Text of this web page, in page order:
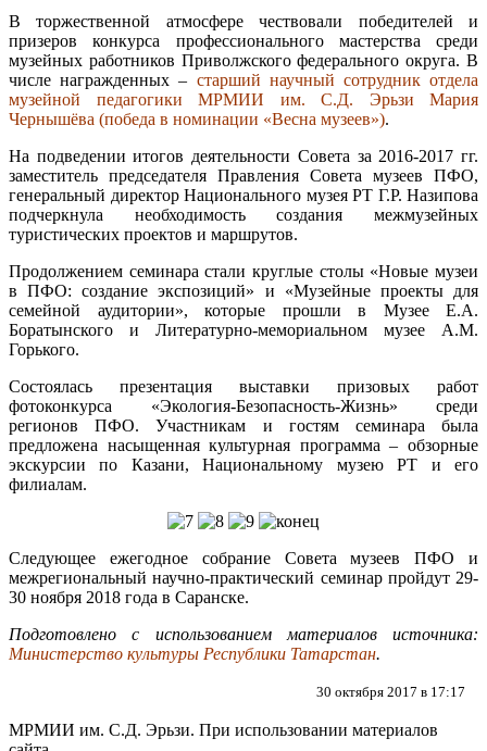
В торжественной атмосфере чествовали победителей и
призеров конкурса профессионального мастерства среди
музейных работников Приволжского федерального округа. В
числе награжденных – старший научный сотрудник отдела
музейной педагогики МРМИИ им. С.Д. Эрьзи Мария
Чернышёва (победа в номинации «Весна музеев»).
На подведении итогов деятельности Совета за 2016-2017 гг.
заместитель председателя Правления Совета музеев ПФО,
генеральный директор Национального музея РТ Г.Р. Назипова
подчеркнула необходимость создания межмузейных
туристических проектов и маршрутов.
Продолжением семинара стали круглые столы «Новые музеи
в ПФО: создание экспозиций» и «Музейные проекты для
семейной аудитории», которые прошли в Музее Е.А.
Боратынского и Литературно-мемориальном музее А.М.
Горького.
Состоялась презентация выставки призовых работ
фотоконкурса «Экология-Безопасность-Жизнь» среди
регионов ПФО. Участникам и гостям семинара была
предложена насыщенная культурная программа – обзорные
экскурсии по Казани, Национальному музею РТ и его
филиалам.
Следующее ежегодное собрание Совета музеев ПФО и
межрегиональный научно-практический семинар пройдут 29-
30 ноября 2018 года в Саранске.
Подготовлено с использованием материалов источника:
Министерство культуры Республики Татарстан.
30 октября 2017 в 17:17
МРМИИ им. С.Д. Эрьзи. При использовании материалов